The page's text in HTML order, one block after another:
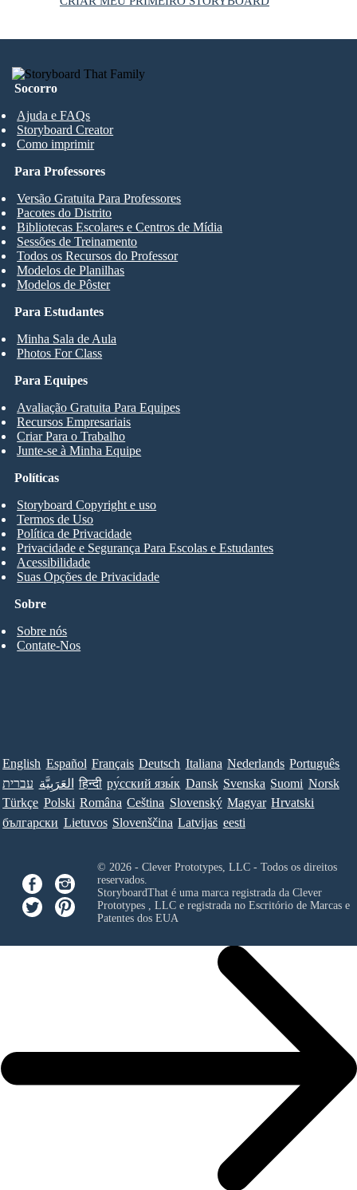
Socorro
Ajuda e FAQs
Storyboard Creator
Como imprimir
Para Estudantes
Minha Sala de Aula
Photos For Class
Para Professores
Versão Gratuita Para Professores
Pacotes do Distrito
Bibliotecas Escolares e Centros de Mídia
Sessões de Treinamento
Todos os Recursos do Professor
Modelos de Planilhas
Modelos de Pôster
Para Equipes
Avaliação Gratuita Para Equipes
Recursos Empresariais
Criar Para o Trabalho
Junte-se à Minha Equipe
Sobre
Sobre nós
Contate-Nos
Políticas
Storyboard Copyright e uso
Termos de Uso
Política de Privacidade
Privacidade e Segurança Para Escolas e Estudantes
Acessibilidade
Suas Opções de Privacidade
English Español Français Deutsch Italiana Nederlands Português
עברית العَرَبِيَّة हिन्दी ру́сский язы́к Dansk Svenska Suomi Norsk
Türkçe Polski Româna Ceština Slovenský Magyar Hrvatski
български Lietuvos Slovenščina Latvijas eesti
© 2026 - Clever Prototypes, LLC - Todos os direitos
reservados.
StoryboardThat é uma marca registrada da Clever
Prototypes , LLCe registrada no Escritório de Marcas e
Patentes dos EUA